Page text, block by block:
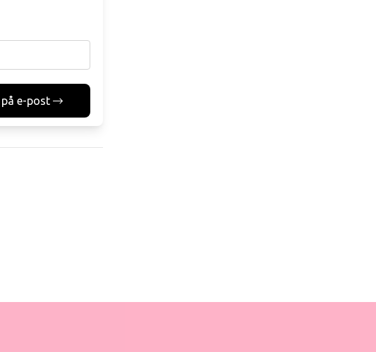
på e-post